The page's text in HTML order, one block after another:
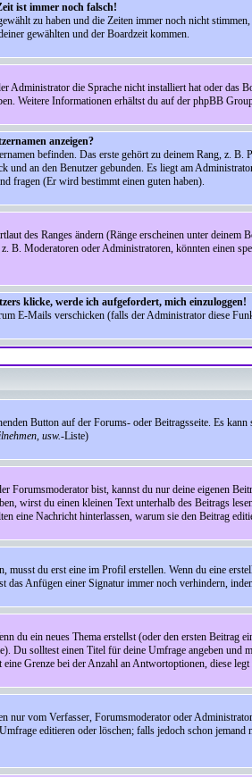
ist immer noch falsch!
zu haben und die Zeiten immer noch nicht
gewählten und der Boardzeit kommen.
Administrator die Sprache nicht installiert hat oder das
Weitere Informationen erhältst du auf der phpBB
anzeigen?
befinden. Das erste gehört zu deinem Rang, z.
und an den Benutzer gebunden. Es liegt am
fragen (Er wird bestimmt einen guten haben).
des Ranges ändern (Ränge erscheinen unter
B. Moderatoren oder Administratoren, könnten einen
klicke, werde ich aufgefordert, mich einzuloggen!
E-Mails verschicken (falls der Administrator diese
Button auf der Forums- oder Beitragsseite. Es
usw.-Liste)
Forumsmoderator bist, kannst du nur deine eigenen
wirst du einen kleinen Text unterhalb des Beitrags
eine Nachricht hinterlassen, warum sie den Beitrag
musst du erst eine im Profil erstellen. Wenn du eine
das Anfügen einer Signatur immer noch verhindern,
du ein neues Thema erstellst (oder den ersten Beitrag
Du solltest einen Titel für deine Umfrage angeben
Grenze bei der Anzahl an Antwortoptionen, diese
nur vom Verfasser, Forumsmoderator oder
editieren oder löschen; falls jedoch schon